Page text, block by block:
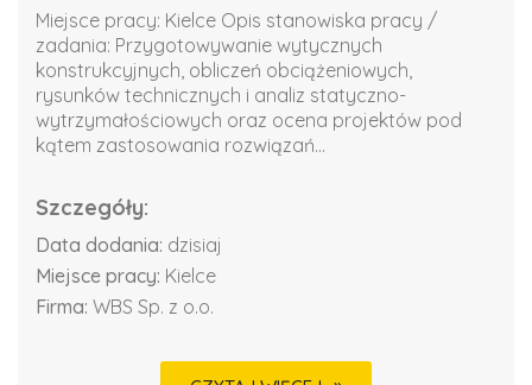
Miejsce pracy: Kielce Opis stanowiska pracy /
zadania: Przygotowywanie wytycznych
konstrukcyjnych, obliczeń obciążeniowych,
rysunków technicznych i analiz statyczno-
wytrzymałościowych oraz ocena projektów pod
kątem zastosowania rozwiązań...
Szczegóły:
Data dodania: dzisiaj
Miejsce pracy: Kielce
Firma: WBS Sp. z o.o.